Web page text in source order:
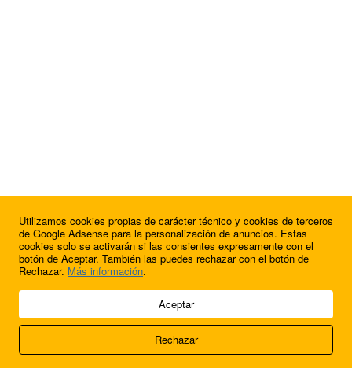
¿Quieres anunciarte en FutbolBalear?
© 2009 - 2026 Soluciones Corporativas IP, SL.
Acerca de nosotros
FútbolBalear
Utilizamos cookies propias de carácter técnico y cookies de terceros
de Google Adsense para la personalización de anuncios. Estas
cookies solo se activarán si las consientes expresamente con el
botón de Aceptar. También las puedes rechazar con el botón de
Rechazar. Más información.
Aceptar
Rechazar